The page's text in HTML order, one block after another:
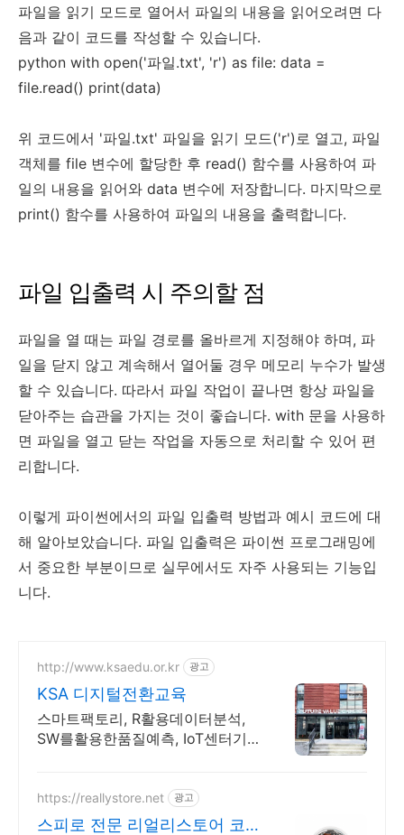
파일을 읽기 모드로 열어서 파일의 내용을 읽어오려면 다
음과 같이 코드를 작성할 수 있습니다.
python with open('파일.txt', 'r') as file: data =
file.read() print(data)
위 코드에서 '파일.txt' 파일을 읽기 모드('r')로 열고, 파일
객체를 file 변수에 할당한 후 read() 함수를 사용하여 파
일의 내용을 읽어와 data 변수에 저장합니다. 마지막으로
print() 함수를 사용하여 파일의 내용을 출력합니다.
파일 입출력 시 주의할 점
파일을 열 때는 파일 경로를 올바르게 지정해야 하며, 파
일을 닫지 않고 계속해서 열어둘 경우 메모리 누수가 발생
할 수 있습니다. 따라서 파일 작업이 끝나면 항상 파일을
닫아주는 습관을 가지는 것이 좋습니다. with 문을 사용하
면 파일을 열고 닫는 작업을 자동으로 처리할 수 있어 편
리합니다.
이렇게 파이썬에서의 파일 입출력 방법과 예시 코드에 대
해 알아보았습니다. 파일 입출력은 파이썬 프로그래밍에
서 중요한 부분이므로 실무에서도 자주 사용되는 기능입
니다.
http://www.ksaedu.or.kr 광고
KSA 디지털전환교육
스마트팩토리, R활용데이터분석,
SW를활용한품질예측, IoT센터기
https://reallystore.net 광고
스피로 전문 리얼리스토어 코